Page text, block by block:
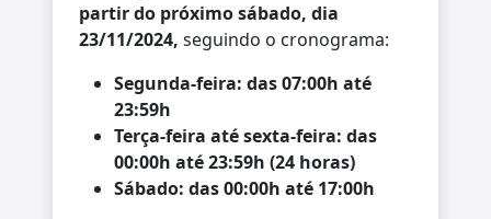
partir do próximo sábado, dia
23/11/2024, seguindo o cronograma:
Segunda-feira: das 07:00h até
23:59h
Terça-feira até sexta-feira: das
00:00h até 23:59h (24 horas)
Sábado: das 00:00h até 17:00h